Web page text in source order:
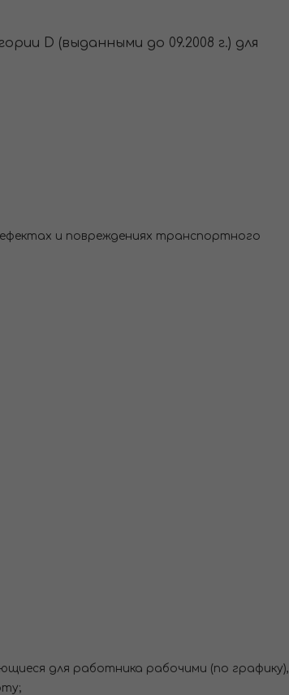
D (выданными до 09.2008 г.) для
и повреждениях транспортного
для работника рабочими (по графику),